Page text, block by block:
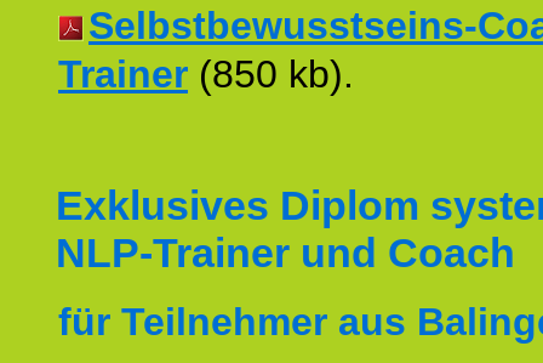
Selbstbewusstseins-
Trainer (850 kb).
Exklusives Diplom
NLP-Trainer und Coach
für Teilnehmer aus